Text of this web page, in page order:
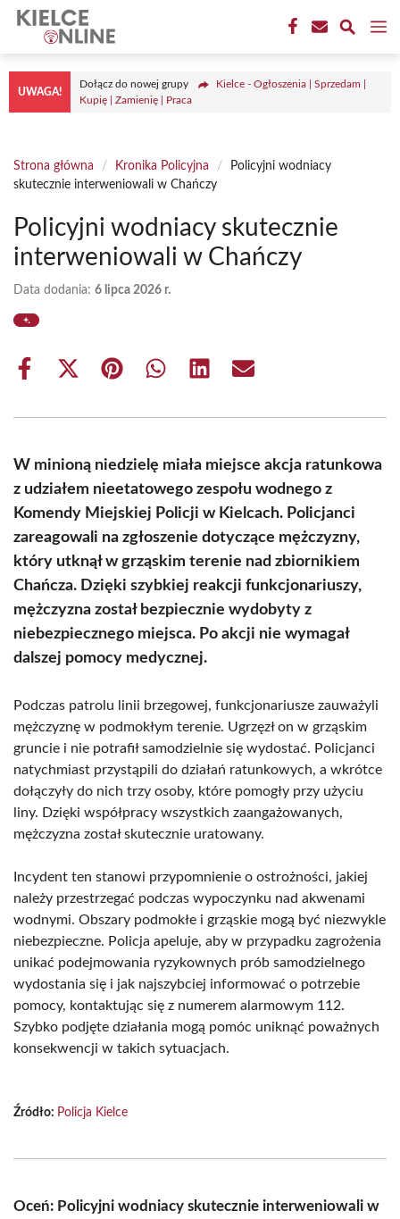
Przejdź
treści
UWAGA!
Dołącz do nowej grupy
Kielce - Ogłoszenia | Sprzedam |
Kupię | Zamienię | Praca
Strona główna / Kronika Policyjna /
Policyjni wodniacy
skutecznie interweniowali w Chańczy
Policyjni wodniacy skutecznie
interweniowali w Chańczy
Data dodania: 6 lipca 2026 r.
Share
Share
(Twitter)
Share Share Share Share
W minioną niedzielę miała miejsce akcja ratunkowa
z udziałem nieetatowego zespołu wodnego z
Komendy Miejskiej Policji w Kielcach. Policjanci
zareagowali na zgłoszenie dotyczące mężczyzny,
który utknął w grząskim terenie nad zbiornikiem
Chańcza. Dzięki szybkiej reakcji funkcjonariuszy,
mężczyzna został bezpiecznie wydobyty z
niebezpiecznego miejsca. Po akcji nie wymagał
dalszej pomocy medycznej.
Podczas patrolu linii brzegowej, funkcjonariusze zauważyli
mężczyznę w podmokłym terenie. Ugrzęzł on w grząskim
gruncie i nie potrafił samodzielnie się wydostać. Policjanci
natychmiast przystąpili do działań ratunkowych, a wkrótce
dołączyły do nich trzy osoby, które pomogły przy użyciu
liny. Dzięki współpracy wszystkich zaangażowanych,
mężczyzna został skutecznie uratowany.
Incydent ten stanowi przypomnienie o ostrożności, jakiej
należy przestrzegać podczas wypoczynku nad akwenami
wodnymi. Obszary podmokłe i grząskie mogą być niezwykle
niebezpieczne. Policja apeluje, aby w przypadku zagrożenia
unikać podejmowania ryzykownych prób samodzielnego
wydostania się i jak najszybciej informować o potrzebie
pomocy, kontaktując się z numerem alarmowym 112.
Szybko podjęte działania mogą pomóc uniknąć poważnych
konsekwencji w takich sytuacjach.
Źródło: Policja Kielce
Oceń: Policyjni wodniacy skutecznie interweniowali w